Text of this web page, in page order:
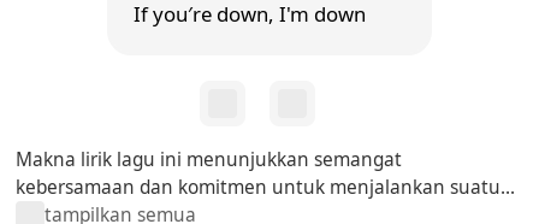
If you′re down, I'm down
Makna lirik lagu ini menunjukkan semangat
kebersamaan dan komitmen untuk menjalankan suatu...
tampilkan semua